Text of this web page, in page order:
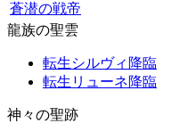
蒼潜の戦帝
龍族の聖雲
転生シルヴィ降臨
転生リューネ降臨
神々の聖跡